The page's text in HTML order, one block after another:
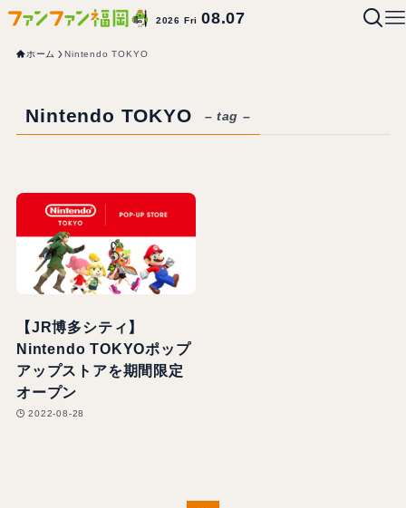
2026 Fri08.07
ホーム Nintendo TOKYO
Nintendo TOKYO – tag –
【JR博多シティ】
Nintendo TOKYOポップ
アップストアを期間限定
オープン
2022-08-28